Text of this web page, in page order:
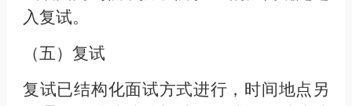
入复试。
（五）复试
复试已结构化面试方式进行，时间地点另